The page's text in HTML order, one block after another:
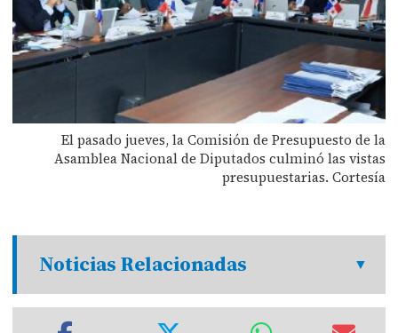
El pasado jueves, la Comisión de Presupuesto de la
Asamblea Nacional de Diputados culminó las vistas
presupuestarias. Cortesía
Noticias Relacionadas